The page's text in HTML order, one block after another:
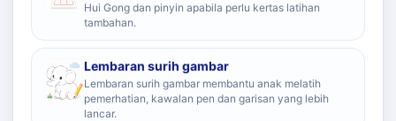
Hui Gong dan pinyin apabila perlu kertas latihan
tambahan.
Lembaran surih gambar
Lembaran surih gambar membantu anak melatih
pemerhatian, kawalan pen dan garisan yang lebih
lancar.